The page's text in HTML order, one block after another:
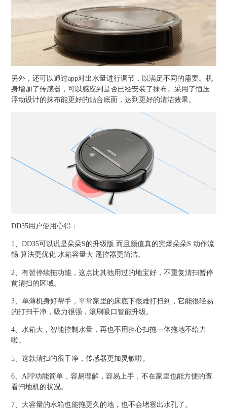
另外，还可以通过app对出水量进行调节，以满足不同的需要。机
身增加了传感器，可以感应到是否已经安装了抹布。采用了恒压
浮动设计的抹布能更好的贴合底面，达到更好的清洁效果。
DD35用户使用心得：
1、DD35可以说是朵朵S的升级版 而且颜值真的完爆朵朵S 动作流
畅 算法更优化 水箱容量大 遥控器更简洁。
2、有暂停续拖功能，这点比其他用过的地宝好，不重复清扫暂停
前清扫的区域。
3、单薄机身好帮手，平常家里的床底下很难打扫到，它能很轻易
的打扫干净，吸力很强，滚刷吸口智能升级。
4、水箱大，智能控制水量，再也不用担心扫拖一体拖地不给力
啦。
5、这款清扫的很干净，传感器更加灵敏啦。
6、APP功能简单，容易理解，容易上手，不在家里也能方便的查
看扫地机的状况。
7、大容量的水箱也能拖更久的地，也不会堵塞出水孔了。